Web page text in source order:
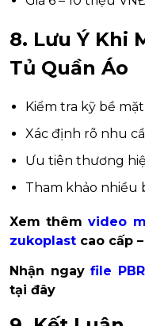
8. Lưu Ý Khi
Tủ Quần Áo
Kiểm tra kỹ bề
Xác định rõ nhu
Ưu tiên thương
Tham khảo nhiều
Xem thêmvideo
zukoplast cao cấp
Nhận ngayfile
tại đây